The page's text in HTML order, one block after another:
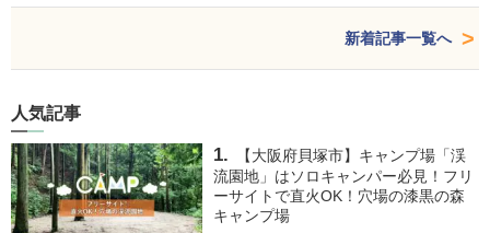
新着記事一覧へ
人気記事
【大阪府貝塚市】キャンプ場「渓
流園地」はソロキャンパー必見！フリ
ーサイトで直火OK！穴場の漆黒の森
キャンプ場